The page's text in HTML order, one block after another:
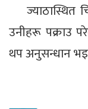
ज्याठास्थित
उनीहरू पक्राउ
थप अनुसन्धान